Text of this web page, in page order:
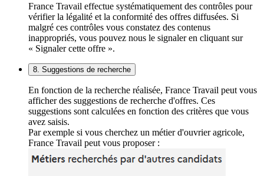
France Travail effectue systématiquement des contrôles pour
vérifier la légalité et la conformité des offres diffusées. Si
malgré ces contrôles vous constatez des contenus
inappropriés, vous pouvez nous le signaler en cliquant sur
« Signaler cette offre ».
8. Suggestions de recherche
En fonction de la recherche réalisée, France Travail peut vous
afficher des suggestions de recherche d'offres. Ces
suggestions sont calculées en fonction des critères que vous
avez saisis.
Par exemple si vous cherchez un métier d'ouvrier agricole,
France Travail peut vous proposer :